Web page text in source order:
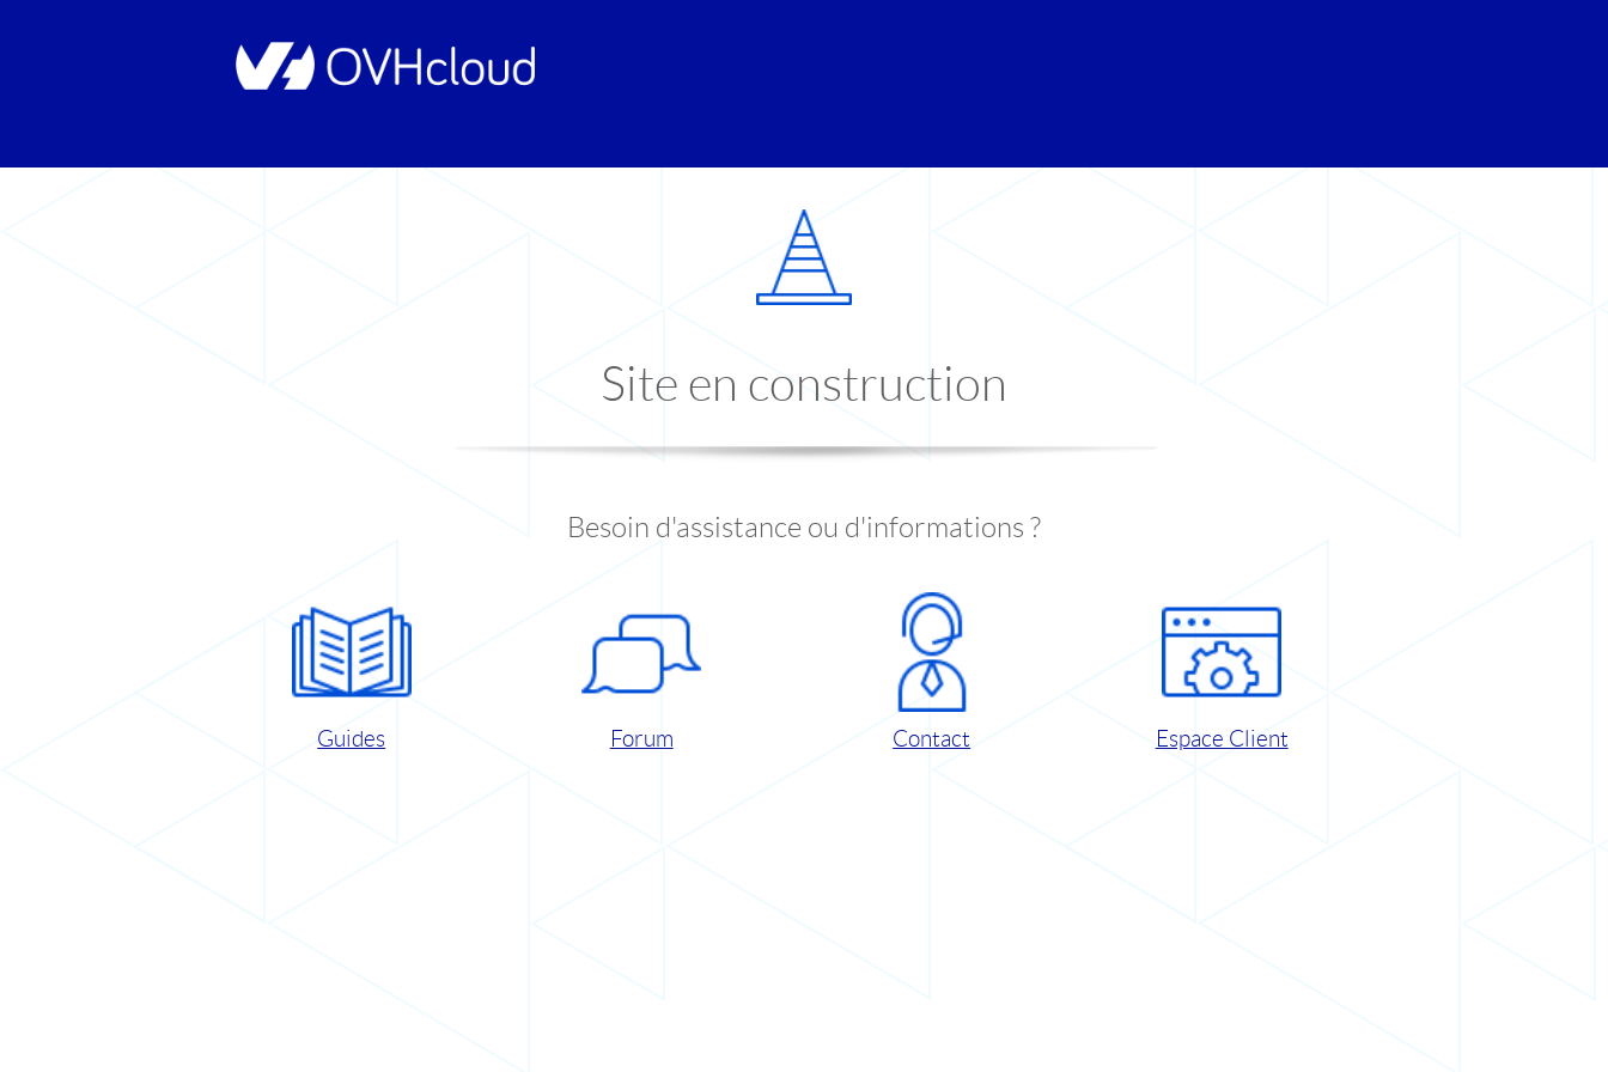
Site en construction
Besoin d'assistance ou d'informations ?
Guides Forum Contact Espace Client